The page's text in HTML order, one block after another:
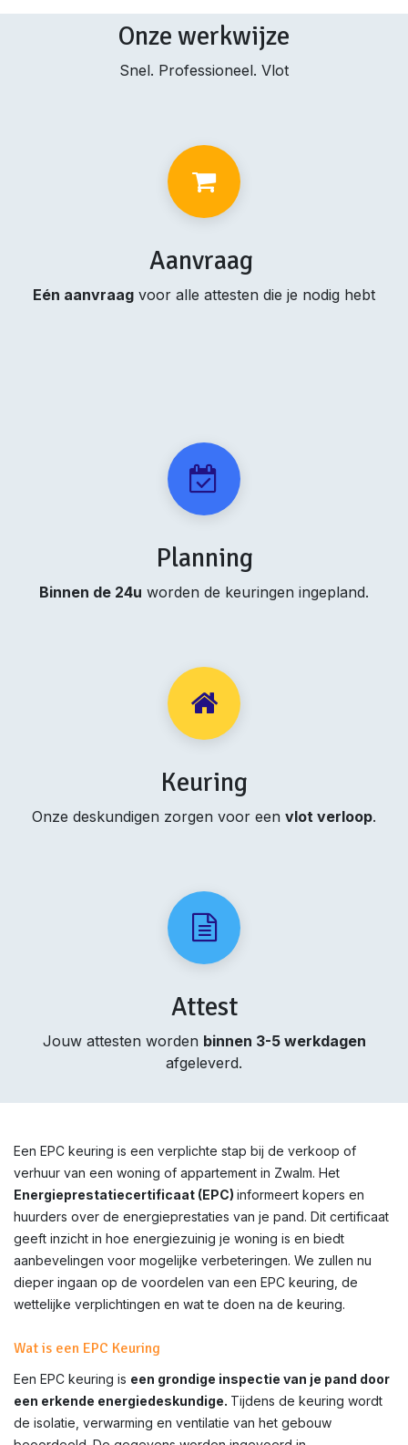
Onze werkwijze
Snel. Professioneel. Vlot
Aanvraag
Eén aanvraag voor alle attesten die je nodig hebt
Planning
Binnen de 24u worden de keuringen ingepland.
Keuring
Onze deskundigen zorgen voor een vlot verloop.
Attest
Jouw attesten worden binnen 3-5 werkdagen
afgeleverd.
Een EPC keuring is een verplichte stap bij de verkoop of
verhuur van een woning of appartement in Zwalm. Het
Energieprestatiecertificaat (EPC) informeert kopers en
huurders over de energieprestaties van je pand. Dit certificaat
geeft inzicht in hoe energiezuinig je woning is en biedt
aanbevelingen voor mogelijke verbeteringen. We zullen nu
dieper ingaan op de voordelen van een EPC keuring, de
wettelijke verplichtingen en wat te doen na de keuring.
Wat is een EPC Keuring
Een EPC keuring is een grondige inspectie van je pand door
een erkende energiedeskundige. Tijdens de keuring wordt
de isolatie, verwarming en ventilatie van het gebouw